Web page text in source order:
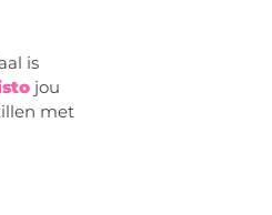
is
jou
met